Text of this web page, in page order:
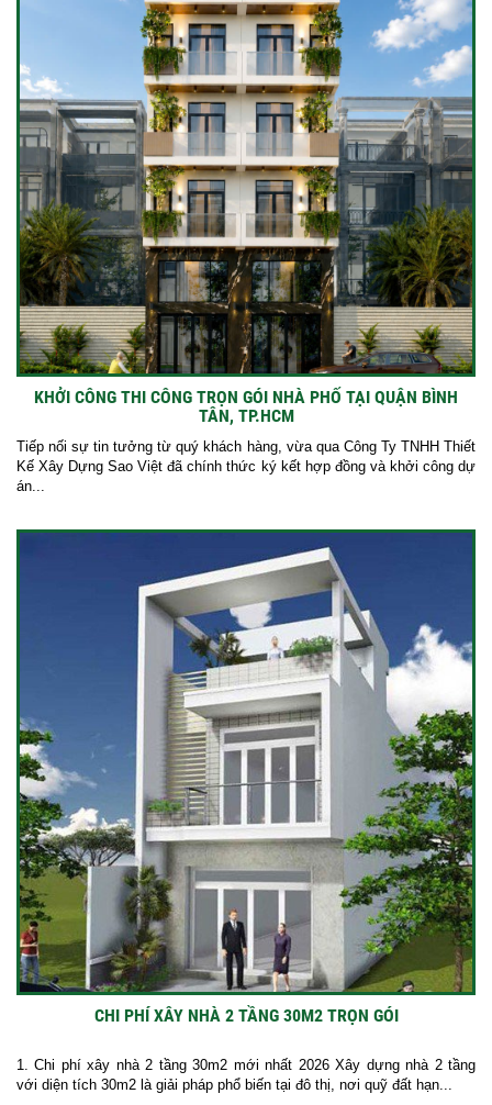
KHỞI CÔNG THI CÔNG TRỌN GÓI NHÀ PHỐ TẠI QUẬN BÌNH
TÂN, TP.HCM
Tiếp nối sự tin tưởng từ quý khách hàng, vừa qua Công Ty TNHH Thiết
Kế Xây Dựng Sao Việt đã chính thức ký kết hợp đồng và khởi công dự
án...
CHI PHÍ XÂY NHÀ 2 TẦNG 30M2 TRỌN GÓI
1. Chi phí xây nhà 2 tầng 30m2 mới nhất 2026 Xây dựng nhà 2 tầng
với diện tích 30m2 là giải pháp phổ biến tại đô thị, nơi quỹ đất hạn...